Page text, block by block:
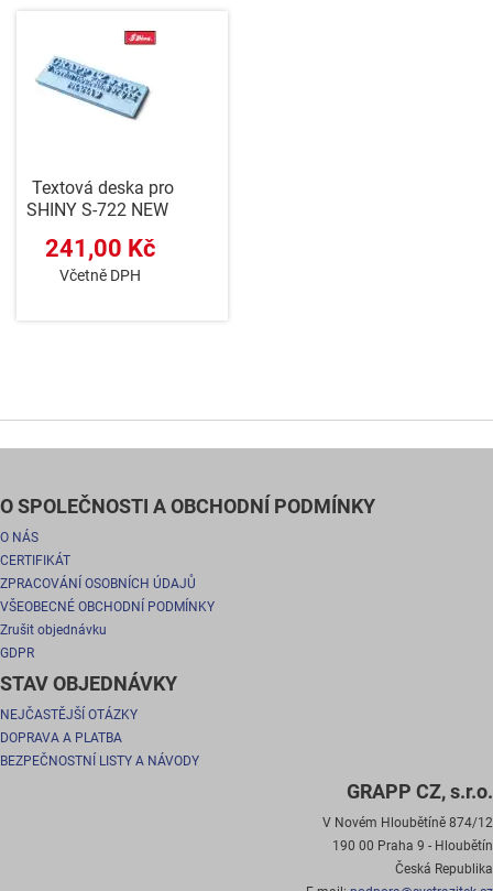
Textová deska pro
SHINY S-722 NEW
241,00 Kč
Včetně DPH
O SPOLEČNOSTI A OBCHODNÍ PODMÍNKY
O NÁS
CERTIFIKÁT
ZPRACOVÁNÍ OSOBNÍCH ÚDAJŮ
VŠEOBECNÉ OBCHODNÍ PODMÍNKY
Zrušit objednávku
GDPR
STAV OBJEDNÁVKY
NEJČASTĚJŠÍ OTÁZKY
DOPRAVA A PLATBA
BEZPEČNOSTNÍ LISTY A NÁVODY
GRAPP CZ, s.r.o.
V Novém Hloubětíně 874/12
190 00 Praha 9 - Hloubětín
Česká Republika